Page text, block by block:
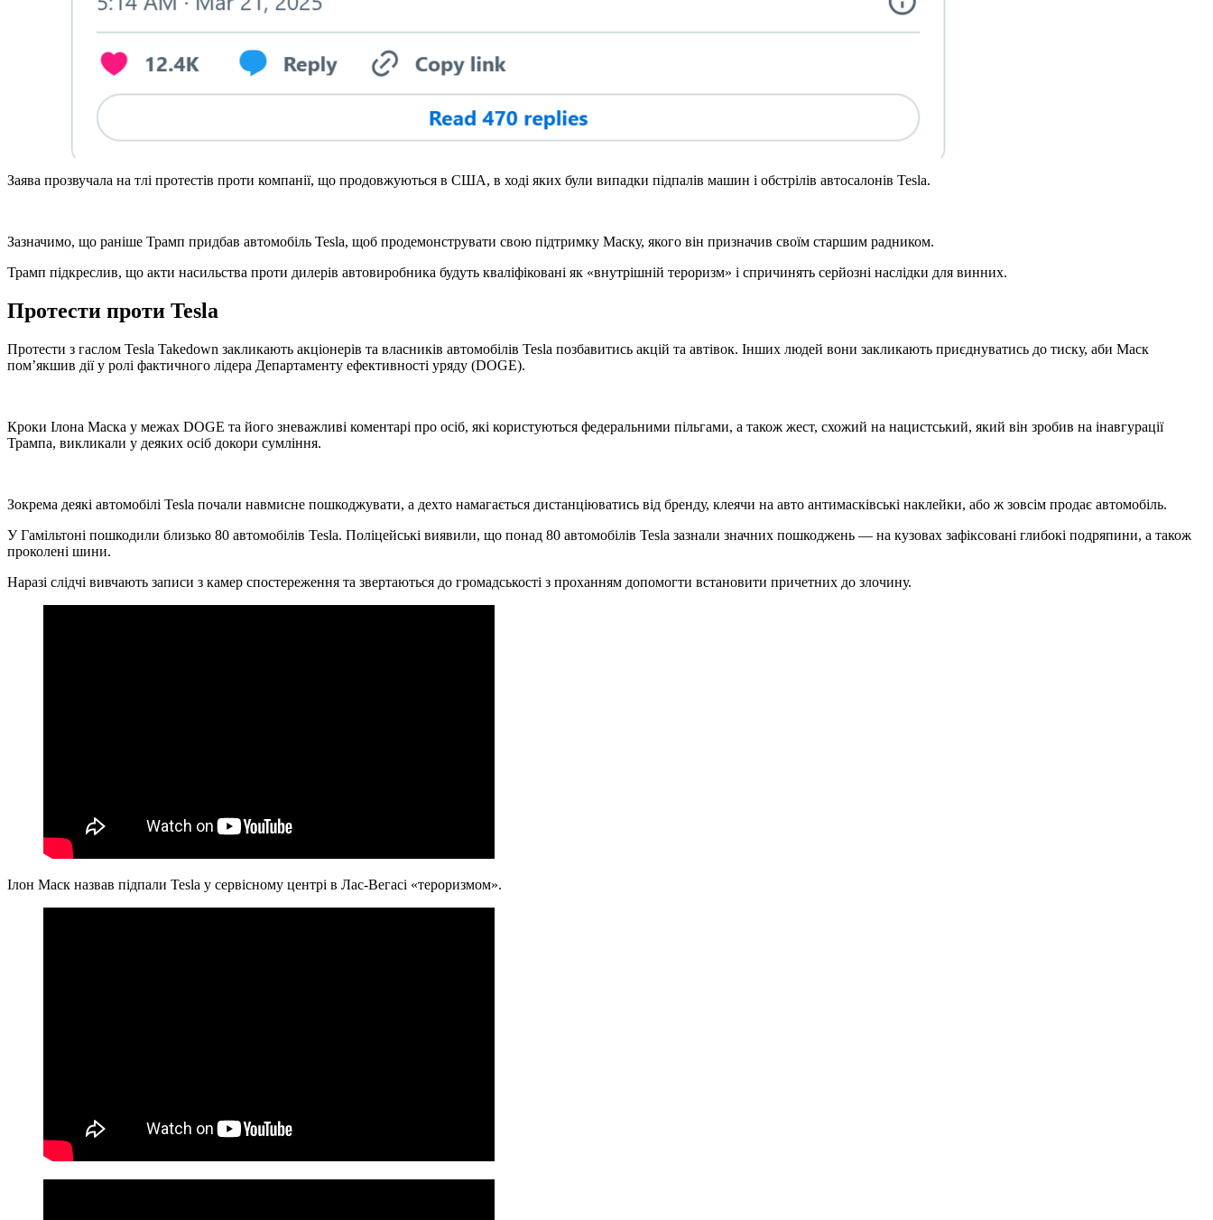
Заява прозвучала на тлі протестів проти компанії, що продовжуються в США, в ході яких були випадки підпалів машин і обстрілів автосалонів Tesla.
Зазначимо, що раніше Трамп придбав автомобіль Tesla, щоб продемонструвати свою підтримку Маску, якого він призначив своїм старшим радником.
Трамп підкреслив, що акти насильства проти дилерів автовиробника будуть кваліфіковані як «внутрішній тероризм» і спричинять серйозні наслідки для винних.
Протести проти Tesla
Протести з гаслом Tesla Takedown закликають акціонерів та власників автомобілів Tesla позбавитись акцій та автівок. Інших людей вони закликають приєднуватись до тиску, аби Маск
пом’якшив дії у ролі фактичного лідера Департаменту ефективності уряду (DOGE).
Кроки Ілона Маска у межах DOGE та його зневажливі коментарі про осіб, які користуються федеральними пільгами, а також жест, схожий на нацистський, який він зробив на інавгурації
Трампа, викликали у деяких осіб докори сумління.
Зокрема деякі автомобілі Tesla почали навмисне пошкоджувати, а дехто намагається дистанціюватись від бренду, клеячи на авто антимасківські наклейки, або ж зовсім продає автомобіль.
У Гамільтоні пошкодили близько 80 автомобілів Tesla. Поліцейські виявили, що понад 80 автомобілів Tesla зазнали значних пошкоджень — на кузовах зафіксовані глибокі подряпини, а також
проколені шини.
Наразі слідчі вивчають записи з камер спостереження та звертаються до громадськості з проханням допомогти встановити причетних до злочину.
Ілон Маск назвав підпали Tesla у сервісному центрі в Лас-Вегасі «тероризмом».